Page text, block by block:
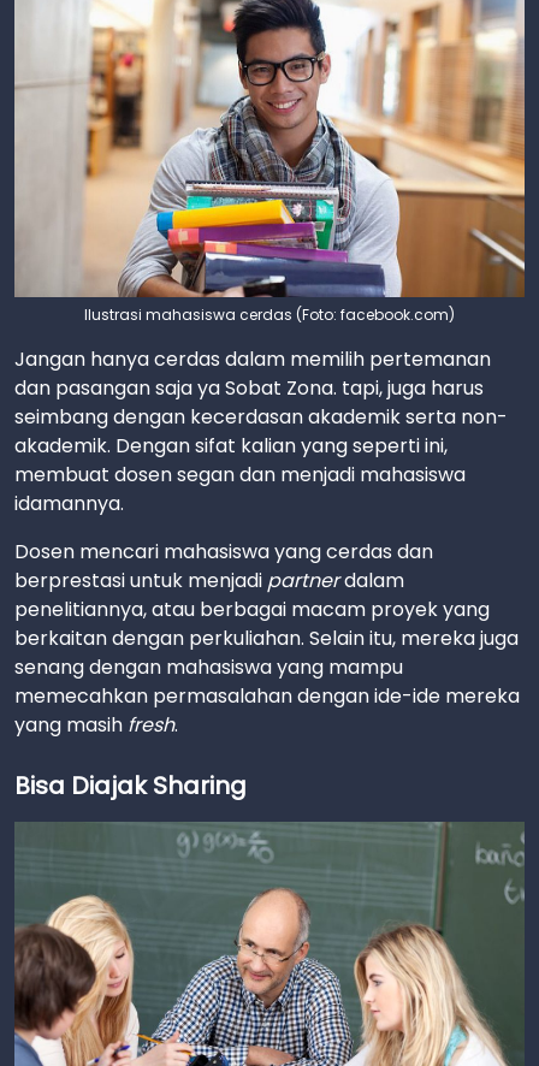
Ilustrasi mahasiswa cerdas (Foto: facebook.com)
Jangan hanya cerdas dalam memilih pertemanan
dan pasangan saja ya Sobat Zona. tapi, juga harus
seimbang dengan kecerdasan akademik serta non-
akademik. Dengan sifat kalian yang seperti ini,
membuat dosen segan dan menjadi mahasiswa
idamannya.
Dosen mencari mahasiswa yang cerdas dan
berprestasi untuk menjadi partnerdalam
penelitiannya, atau berbagai macam proyek yang
berkaitan dengan perkuliahan. Selain itu, mereka juga
senang dengan mahasiswa yang mampu
memecahkan permasalahan dengan ide-ide mereka
yang masih fresh.
Bisa Diajak Sharing